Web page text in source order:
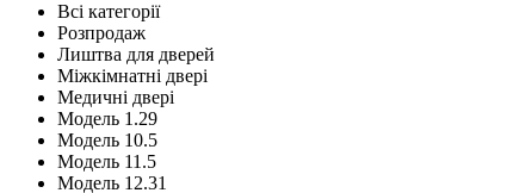
Всі категорії
Розпродаж
Лиштва для дверей
Міжкімнатні двері
Медичні двері
Модель 1.29
Модель 10.5
Модель 11.5
Модель 12.31